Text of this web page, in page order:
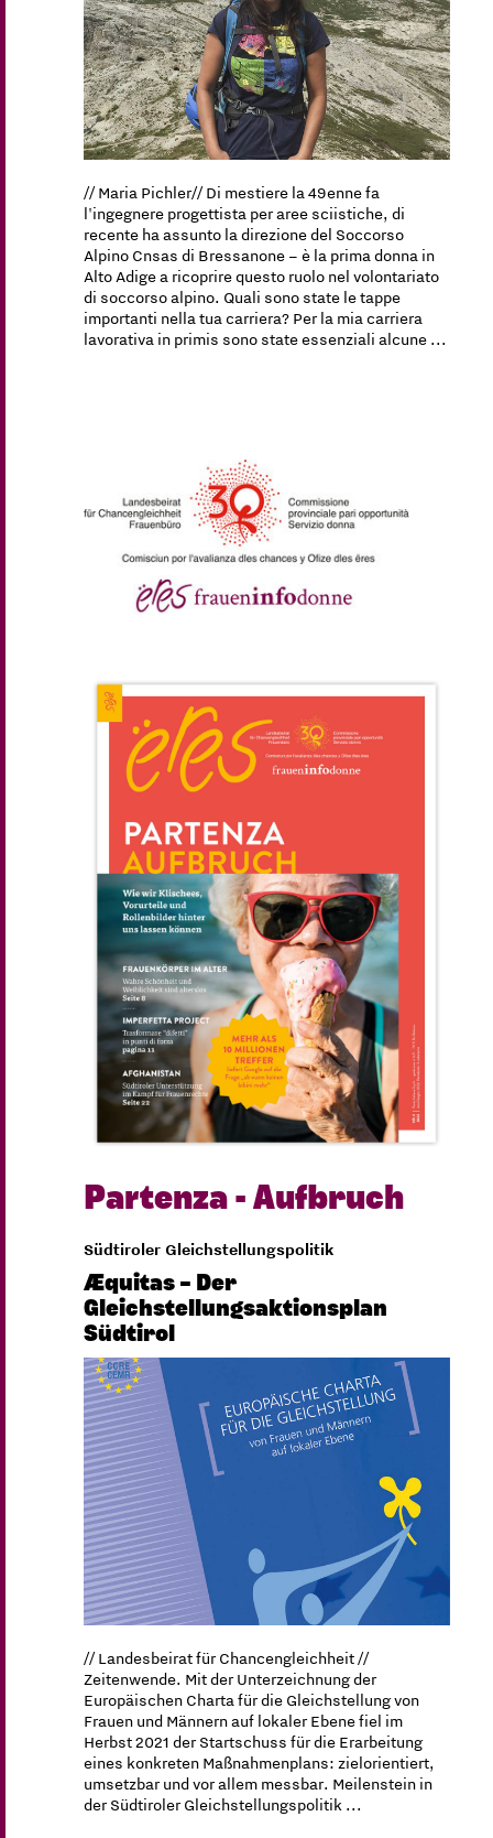
// Maria Pichler// Di mestiere la 49enne fa
l'ingegnere progettista per aree sciistiche, di
recente ha assunto la direzione del Soccorso
Alpino Cnsas di Bressanone – è la prima donna in
Alto Adige a ricoprire questo ruolo nel volontariato
di soccorso alpino. Quali sono state le tappe
importanti nella tua carriera? Per la mia carriera
lavorativa in primis sono state essenziali alcune ...
Partenza - Aufbruch
Südtiroler Gleichstellungspolitik
Æquitas – Der
Gleichstellungsaktionsplan
Südtirol
// Landesbeirat für Chancengleichheit //
Zeitenwende. Mit der Unterzeichnung der
Europäischen Charta für die Gleichstellung von
Frauen und Männern auf lokaler Ebene fiel im
Herbst 2021 der Startschuss für die Erarbeitung
eines konkreten Maßnahmenplans: zielorientiert,
umsetzbar und vor allem messbar. Meilenstein in
der Südtiroler Gleichstellungspolitik ...